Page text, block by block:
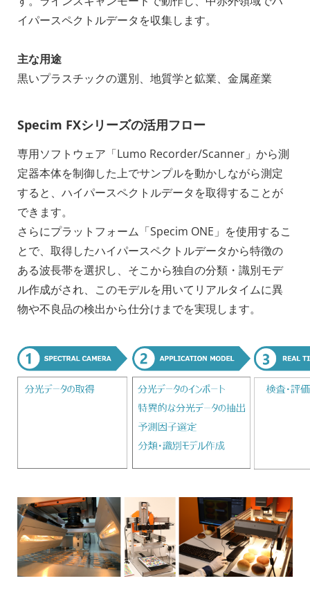
イパースペクトルデータを収集します。
主な用途
黒いプラスチックの選別、地質学と鉱業、金属産業
Specim FXシリーズの活用フロー
専用ソフトウェア「Lumo Recorder/Scanner」から測
定器本体を制御した上でサンプルを動かしながら測定
すると、ハイパースペクトルデータを取得することが
できます。
さらにプラットフォーム「Specim ONE」を使用するこ
とで、取得したハイパースペクトルデータから特徴の
ある波長帯を選択し、そこから独自の分類・識別モデ
ル作成がされ、このモデルを用いてリアルタイムに異
物や不良品の検出から仕分けまでを実現します。